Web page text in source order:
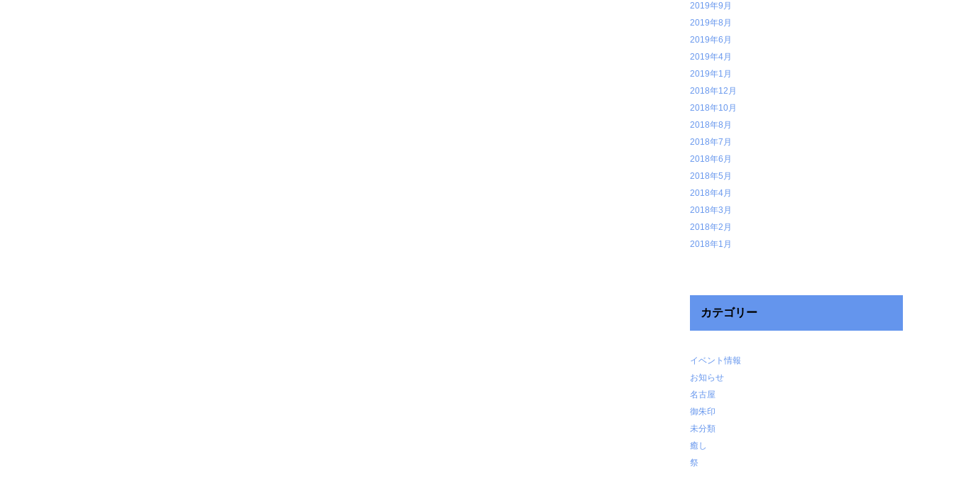
2019年9月
2019年8月
2019年6月
2019年4月
2019年1月
2018年12月
2018年10月
2018年8月
2018年7月
2018年6月
2018年5月
2018年4月
2018年3月
2018年2月
2018年1月
カテゴリー
イベント情報
お知らせ
名古屋
御朱印
未分類
癒し
祭